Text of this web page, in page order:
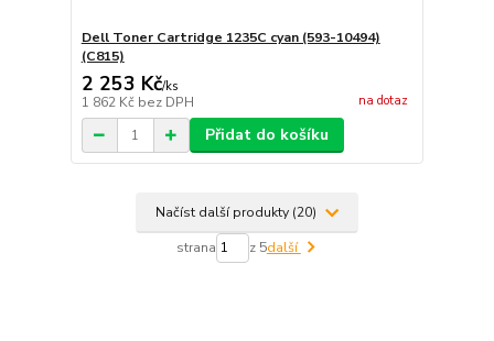
Dell Toner Cartridge 1235C cyan (593-10494)
(C815)
2 253 Kč/ks
1 862 Kč bez DPH na dotaz
Přidat do košíku
Načíst další produkty (20)
strana z 5další